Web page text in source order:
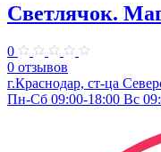
Светлячок.
0
0 отзывов
г.Краснодар, ст-ца
Пн-Сб 09:00-18:00 Вс